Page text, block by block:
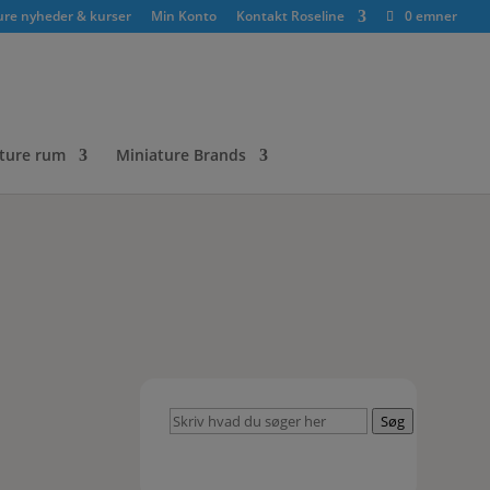
nyheder & kurser Min Konto Kontakt Roseline 0 emner
rum Miniature Brands
Skriv
Søg